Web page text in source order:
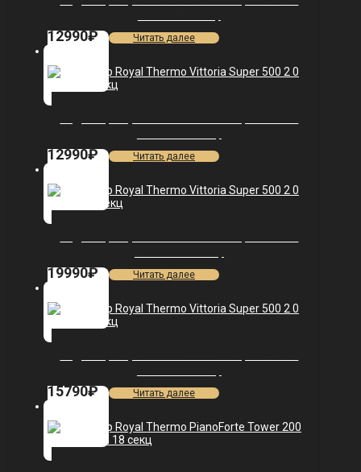
12990₽ Читать далее
12990₽ Читать далее
19990₽ Читать далее
15790₽ Читать далее